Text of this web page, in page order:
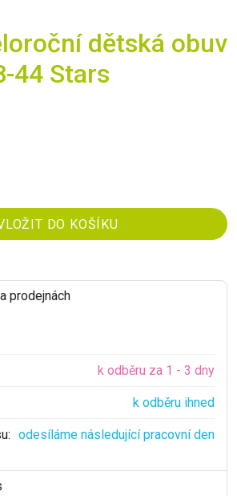
dětská obuv
44 Stars
prodejnách
k odběru za 1 - 3 dny
k odběru ihned
odesíláme následující pracovní den